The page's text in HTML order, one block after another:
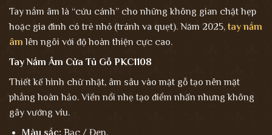
Tay nắm âm là “cứu cánh” cho những không gian chật hẹp
hoặc gia đình có trẻ nhỏ (tránh va quẹt). Năm 2025, tay nắm
âm lên ngôi với độ hoàn thiện cực cao.
Tay Nắm Âm Cửa Tủ Gỗ PKC1108
Thiết kế hình chữ nhật, âm sâu vào mặt gỗ tạo nên mặt
phẳng hoàn hảo. Viền nổi nhẹ tạo điểm nhấn nhưng không
gây vướng víu.
Màu sắc: Bạc / Đen.